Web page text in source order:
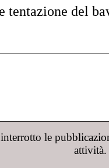
tentazione del
le
attività.